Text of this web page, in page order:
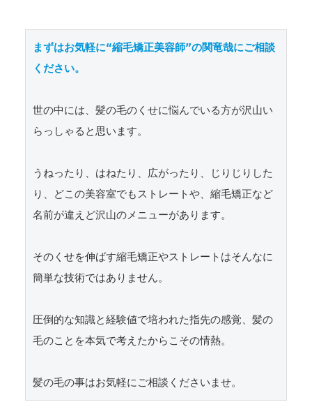
まずはお気軽に“縮毛矯正美容師”の関竜哉にご相談
ください。
世の中には、髪の毛のくせに悩んでいる方が沢山い
らっしゃると思います。
うねったり、はねたり、広がったり、じりじりした
り、どこの美容室でもストレートや、縮毛矯正など
名前が違えど沢山のメニューがあります。
そのくせを伸ばす縮毛矯正やストレートはそんなに
簡単な技術ではありません。
圧倒的な知識と経験値で培われた指先の感覚、髪の
毛のことを本気で考えたからこその情熱。
髪の毛の事はお気軽にご相談くださいませ。